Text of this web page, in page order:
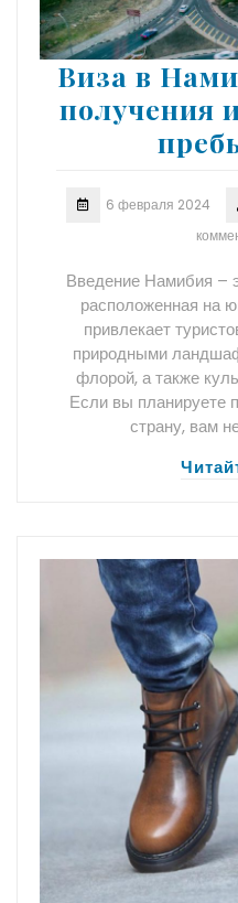
Виза в
получения
6 февраля 2024
Введение Намибия –
расположенная на
привлекает
природными
флорой, а также
Если вы планируете
страну, вам